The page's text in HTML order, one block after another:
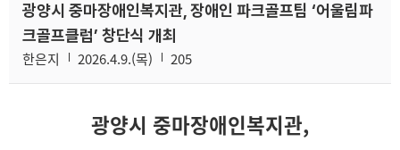
광양시 중마장애인복지관, 장애인 파크골프팀 ‘어울림파
크골프클럽’ 창단식 개최
한은지 2026.4.9.(목) 205
광양시 중마장애인복지관,